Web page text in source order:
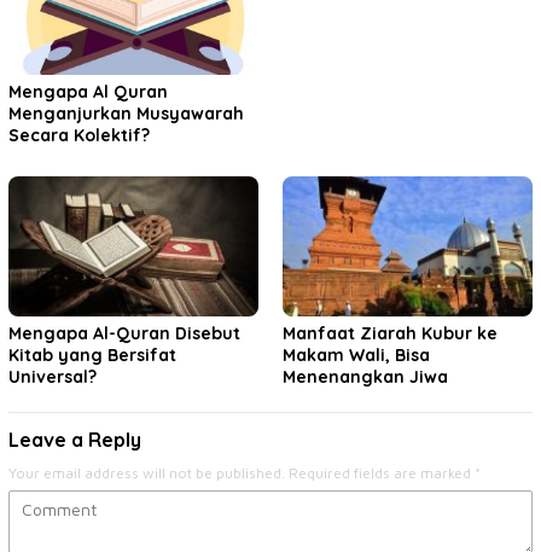
Mengapa Al Quran
Menganjurkan Musyawarah
Secara Kolektif?
Mengapa Al-Quran Disebut
Kitab yang Bersifat
Universal?
Manfaat Ziarah Kubur ke
Makam Wali, Bisa
Menenangkan Jiwa
Leave a Reply
Your email address will not be published. Required fields are marked *